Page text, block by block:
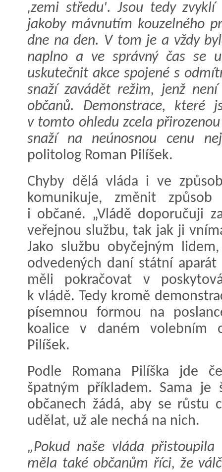
‚zemi středu'. Jsou tedy
jakoby mávnutím kouzelného
dne na den. V tom je a vždy
naplno a ve správný čas se
uskutečnit akce spojené s
snaží zavádět režim, jenž
občanů. Demonstrace,
v tomto ohledu zcela
snaží na neúnosnou cenu
politolog Roman Pilíšek.
Chyby dělá vláda i ve
komunikuje, změnit
i občané. „Vládě doporučuji
veřejnou službu, tak jak ji
Jako službu obyčejným
odvedených daní státní
měli pokračovat v
k vládě. Tedy kromě
písemnou formou na
koalice v daném volebním
Pilíšek.
Podle Romana Pilíška jde
špatným příkladem. Sama je
občanech žádá, aby se růstu
udělat, už ale nechá na nich.
„Pokud naše vláda
měla také občanům říci, že